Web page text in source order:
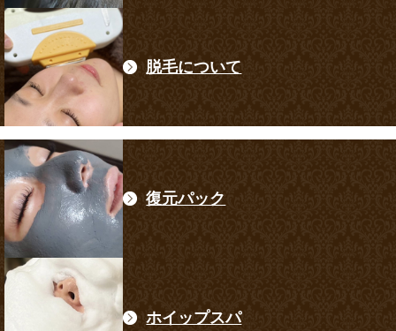
脱毛について
復元パック
ホイップスパ